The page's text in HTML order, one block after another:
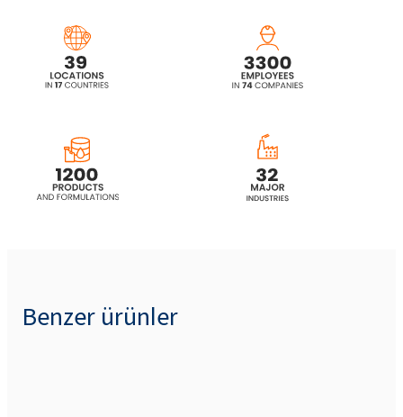
Benzer ürünler